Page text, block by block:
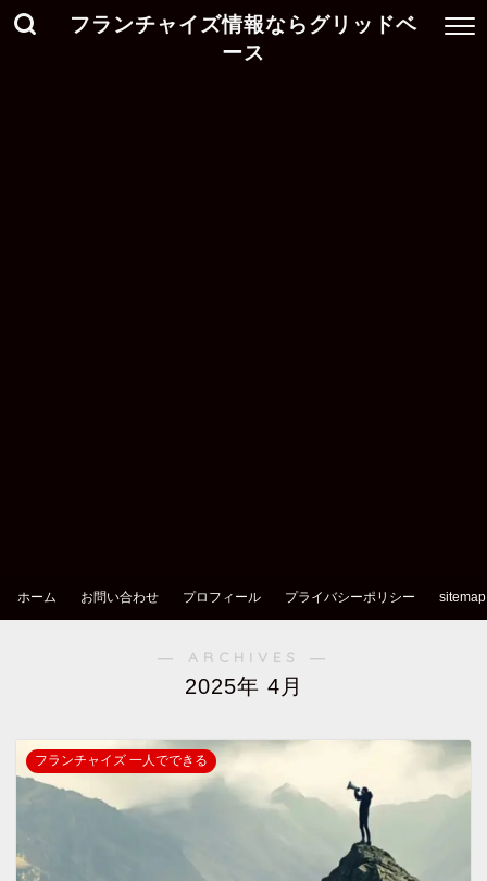
フランチャイズ情報ならグリッドベ
ース
ホーム お問い合わせ プロフィール プライバシーポリシー sitemap
― ARCHIVES ―
2025年 4月
フランチャイズ 一人でできる